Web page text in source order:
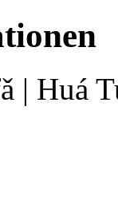
| Huá